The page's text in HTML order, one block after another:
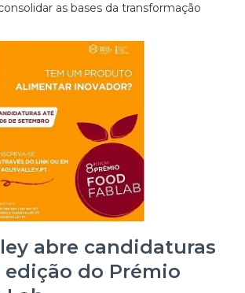
as bases da transformação
abre candidaturas
edição do Prémio